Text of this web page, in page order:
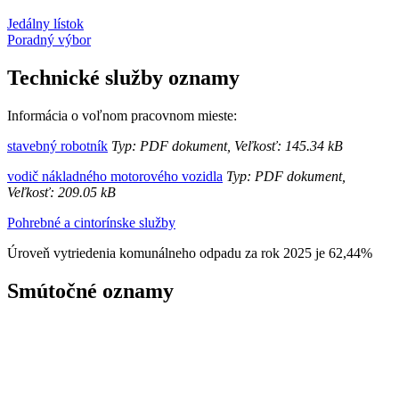
Jedálny lístok
Poradný výbor
Technické služby oznamy
Informácia o voľnom pracovnom mieste:
stavebný robotník Typ: PDF dokument, Veľkosť: 145.34 kB
vodič nákladného motorového vozidla Typ: PDF dokument,
Veľkosť: 209.05 kB
Pohrebné a cintorínske služby
Úroveň vytriedenia komunálneho odpadu za rok 2025 je 62,44%
Smútočné oznamy